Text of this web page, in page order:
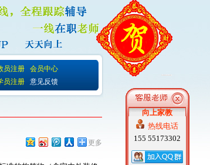
员注册
会员中心
员注册
意见反馈
更多
向上家教
热线电话
155 55173302